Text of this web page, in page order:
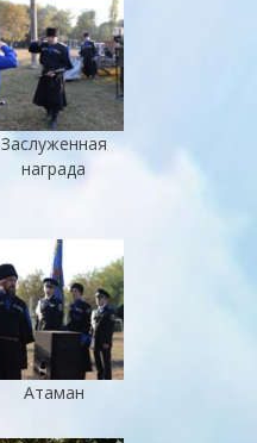
Заслуженная
награда
Атаман